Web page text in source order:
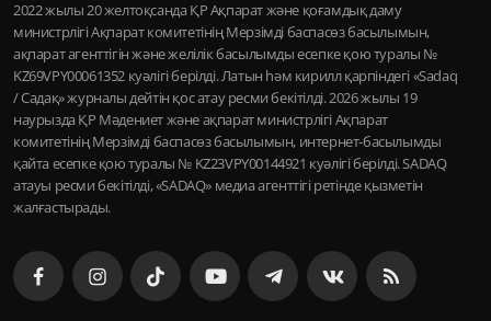
2022 жылы 20 желтоқсанда ҚР Ақпарат және қоғамдық даму
министрлігі Ақпарат комитетінің Мерзімді баспасөз басылымын,
ақпарат агенттігін және желілік басылымды есепке қою туралы №
KZ69VPY00061352 куәлігі берілді. Латын һәм кирилл қарпіндегі «Sadaq
/ Садақ» журналы дейтін қос атау ресми бекітілді. 2026 жылы 19
наурызда ҚР Мәдениет және ақпарат министрлігі Ақпарат
комитетінің Мерзімді баспасөз басылымын, интернет-басылымды
қайта есепке қою туралы № KZ23VPY00144921 куәлігі берілді. SADAQ
атауы ресми бекітілді, «SADAQ» медиа агенттігі ретінде қызметін
жалғастырады.